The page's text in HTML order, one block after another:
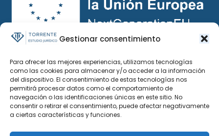
Gestionar consentimiento
Para ofrecer las mejores experiencias, utilizamos tecnologías
como las cookies para almacenar y/o acceder a la información
del dispositivo. El consentimiento de estas tecnologías nos
permitirá procesar datos como el comportamiento de
navegación o las identificaciones únicas en este sitio. No
consentir o retirar el consentimiento, puede afectar negativamente
a ciertas características y funciones.